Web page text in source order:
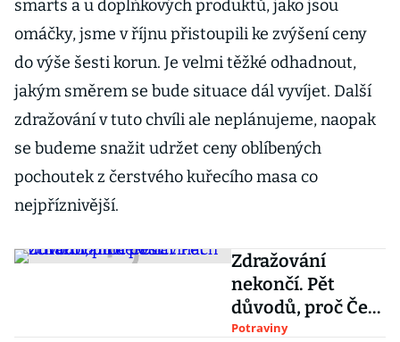
smarts a u doplňkových produktů, jako jsou
omáčky, jsme v říjnu přistoupili ke zvýšení ceny
do výše šesti korun. Je velmi těžké odhadnout,
jakým směrem se bude situace dál vyvíjet. Další
zdražování v tuto chvíli ale neplánujeme, naopak
se budeme snažit udržet ceny oblíbených
pochoutek z čerstvého kuřecího masa co
nejpříznivější.
Zdražování
nekončí. Pět
důvodů, proč Češi
zchudnou na
Potraviny